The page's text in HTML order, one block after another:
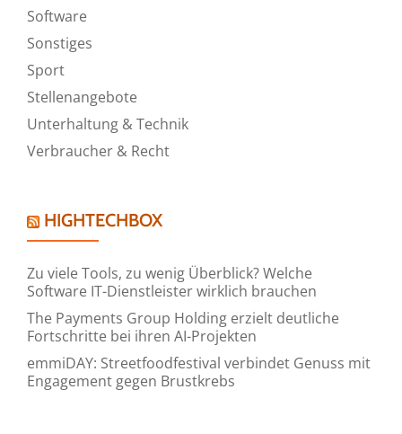
Software
Sonstiges
Sport
Stellenangebote
Unterhaltung & Technik
Verbraucher & Recht
HIGHTECHBOX
Zu viele Tools, zu wenig Überblick? Welche
Software IT-Dienstleister wirklich brauchen
The Payments Group Holding erzielt deutliche
Fortschritte bei ihren AI-Projekten
emmiDAY: Streetfoodfestival verbindet Genuss mit
Engagement gegen Brustkrebs